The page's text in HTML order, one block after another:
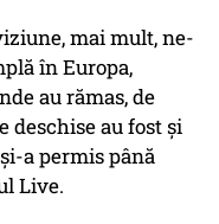
mai mult, ne-
în Europa,
au rămas, de
deschise au fost şi
a permis până
Live.